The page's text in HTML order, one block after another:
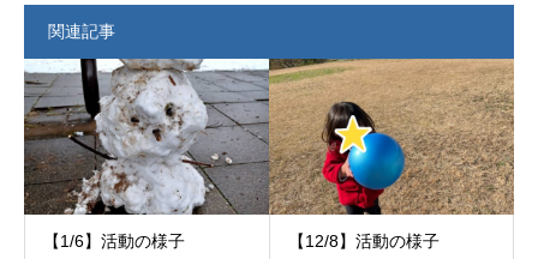
関連記事
【1/6】活動の様子 【12/8】活動の様子